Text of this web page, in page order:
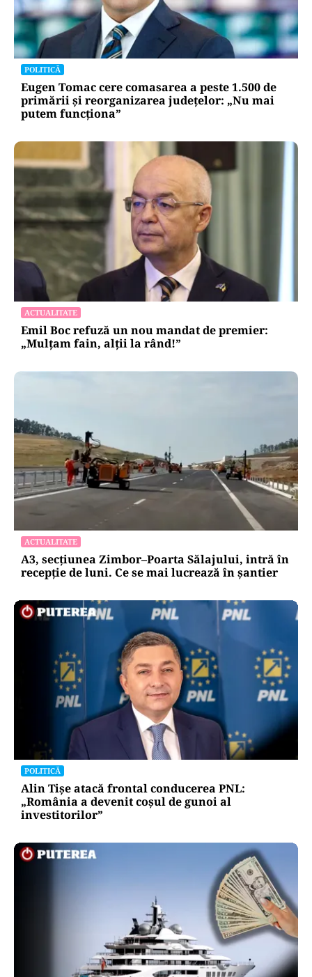
POLITICĂ
Eugen Tomac cere comasarea a peste 1.500 de
primării și reorganizarea județelor: „Nu mai
putem funcționa”
ACTUALITATE
Emil Boc refuză un nou mandat de premier:
„Mulțam fain, alții la rând!”
ACTUALITATE
A3, secțiunea Zimbor–Poarta Sălajului, intră în
recepție de luni. Ce se mai lucrează în șantier
POLITICĂ
Alin Tișe atacă frontal conducerea PNL:
„România a devenit coșul de gunoi al
investitorilor”